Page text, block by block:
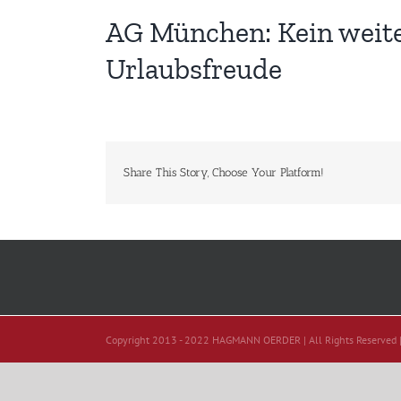
AG München: Kein
Urlaubsfreude
Share This Story, Choose Your Platform!
Copyright 2013 - 2022 HAGMANN OERDER | All Rights Reserved |